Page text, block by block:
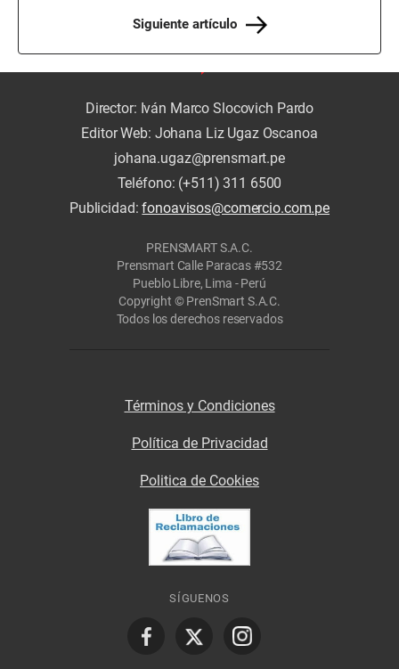
Siguiente artículo
Director: Iván Marco Slocovich Pardo
Editor Web: Johana Liz Ugaz Oscanoa
johana.ugaz@prensmart.pe
Teléfono: (+511) 311 6500
Publicidad:fonoavisos@comercio.com.pe
PRENSMART S.A.C.
Prensmart Calle Paracas #532
Pueblo Libre, Lima - Perú
Copyright © PrenSmart S.A.C.
Todos los derechos reservados
Términos y Condiciones
Política de Privacidad
Politica de Cookies
SÍGUENOS